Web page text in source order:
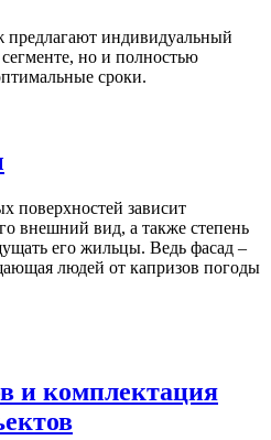
предлагают индивидуальный
но и полностью
сроки.
поверхностей зависит
внешний вид, а также степень
его жильцы. Ведь фасад –
людей от капризов погоды
и комплектация